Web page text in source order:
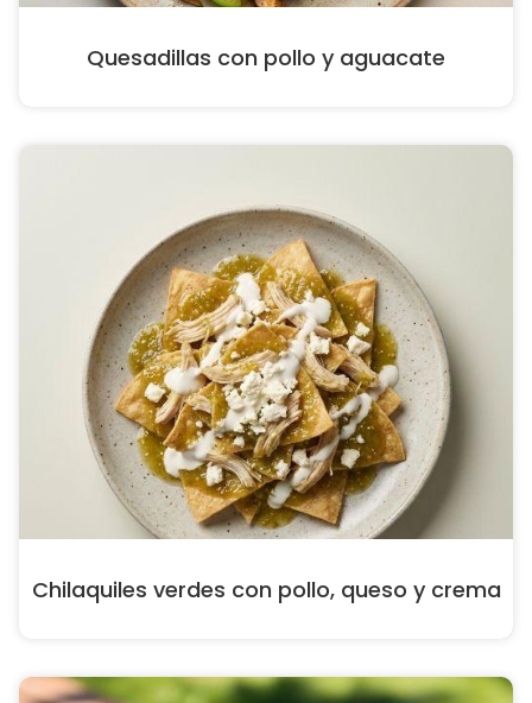
Quesadillas con pollo y aguacate
Chilaquiles verdes con pollo, queso y crema